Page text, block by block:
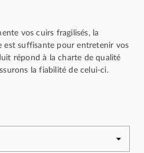
vos cuirs fragilisés, la
est suffisante pour entretenir vos
répond à la charte de qualité
la fiabilité de celui-ci.